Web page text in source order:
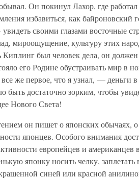
Он покинул Лахор, где
избавиться, как байроновский
своими глазами восточные
мироощущение, культуру этих
Киплинг был человек дела, он
его Родине обустраивать мир в
же первое, что я узнал, —
быть достаточно зорким, чтобы
Нового Света!
он пишет о японских обычаях, о
японцев. Особого внимания
европейцев и
японку носить челку,
синей или красной